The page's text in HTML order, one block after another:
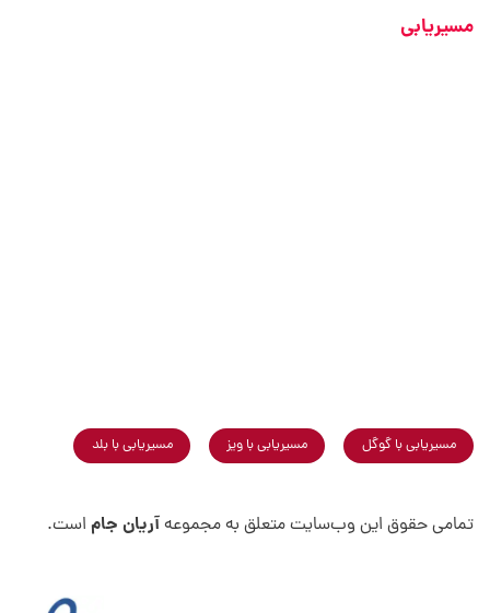
مسیریابی
مسیریابی با گوگل مسیریابی با ویز مسیریابی با بلد
تمامی حقوق این وب‌سایت متعلق به مجموعهآریان جام است.